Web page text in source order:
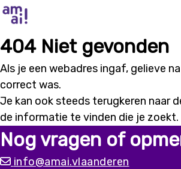
404 Niet gevonden
Als je een webadres ingaf, gelieve
correct was.
Je kan ook steeds terugkeren naar
de informatie te vinden die je zoekt.
Nog vragen of
info@amai.vlaanderen